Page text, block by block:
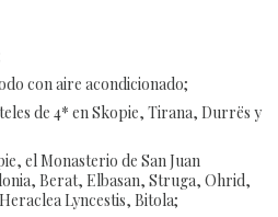
con aire acondicionado;
de 4* en Skopie, Tirana, Durrës y
el Monasterio de San Juan
Berat, Elbasan, Struga, Ohrid,
Lyncestis, Bitola;